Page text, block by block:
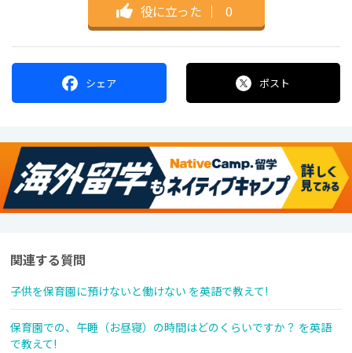
役に立った ｜ 0
シェア ポスト
関連する質問
子供を保育園に預けないと働けない を英語で教えて!
保育園での、午睡（お昼寝）の時間はどのくらいですか？ を英語
で教えて!